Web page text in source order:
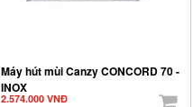
Máy hút mùi Canzy CONCORD 70 -
INOX
2.574.000 VNĐ